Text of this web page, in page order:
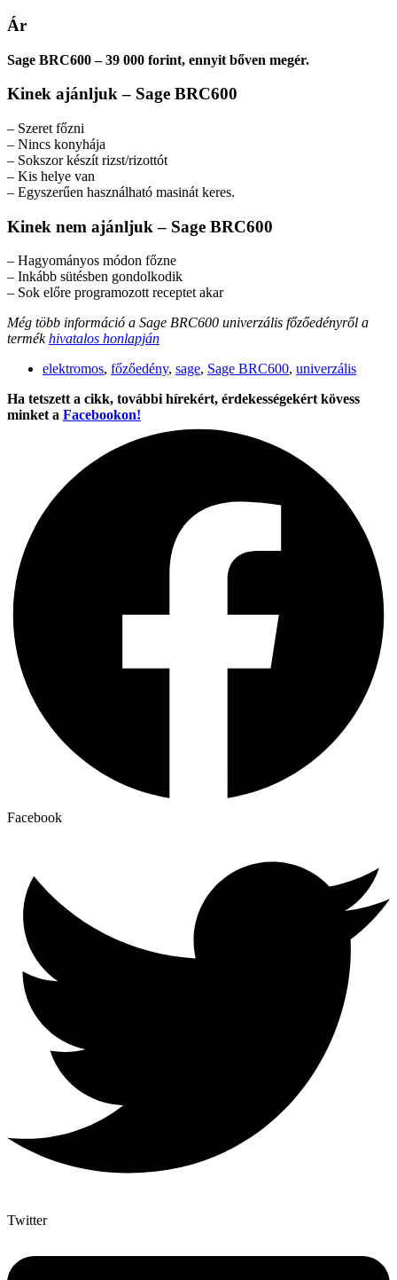
Ár
Sage BRC600 – 39 000 forint, ennyit bőven megér.
Kinek ajánljuk – Sage BRC600
– Szeret főzni
– Nincs konyhája
– Sokszor készít rizst/rizottót
– Kis helye van
– Egyszerűen használható masinát keres.
Kinek nem ajánljuk – Sage BRC600
– Hagyományos módon főzne
– Inkább sütésben gondolkodik
– Sok előre programozott receptet akar
Még több információ a Sage BRC600 univerzális főzőedényről a
termékhivatalos honlapján
elektromos, főzőedény, sage, Sage BRC600, univerzális
Ha tetszett a cikk, további hírekért, érdekességekért kövess
minket a Facebookon!
Facebook
Twitter